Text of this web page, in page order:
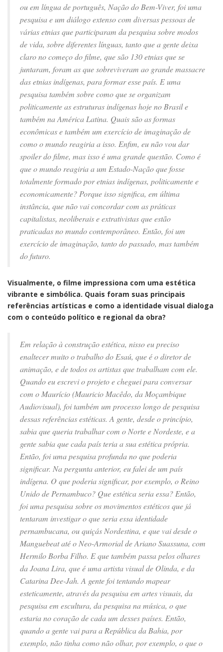
ou em língua de português, Nação do Bem-Viver, foi uma
pesquisa e um diálogo extenso com diversas pessoas de
várias etnias que participaram da pesquisa sobre modos
de vida, sobre diferentes línguas, tanto que a gente deixa
claro no começo do filme, que são 130 etnias que se
juntaram, foram as que sobreviveram ao grande massacre
das etnias indígenas, para formar esse país. E uma
pesquisa também sobre como que se organizam
politicamente as estruturas indígenas hoje no Brasil e
também na América Latina. Quais são as formas
econômicas e também um exercício de imaginação de
como o mundo reagiria a isso. Enfim, eu não vou dar
spoiler do filme, mas isso é uma grande questão. Como é
que o mundo reagiria a um Estado-Nação que fosse
totalmente formado por etnias indígenas, politicamente e
economicamente? Porque isso significa, em última
instância, que não vai concordar com as práticas
capitalistas, neoliberais e extrativistas que estão
praticadas no mundo contemporâneo. Então, foi um
exercício de imaginação, tanto do passado, mas também
do futuro.
Visualmente, o filme impressiona com uma estética
vibrante e simbólica. Quais foram suas principais
referências artísticas e como a identidade visual dialoga
com o conteúdo político e regional da obra?
Em relação à construção estética, nisso eu preciso
enaltecer muito o trabalho do Esaú, que é o diretor de
animação, e de todos os artistas que trabalham com ele.
Quando eu escrevi o projeto e cheguei para conversar
com o Maurício (Mauricio Macêdo, da Moçambique
Audiovisual), foi também um processo longo de pesquisa
dessas referências estéticas. A gente, desde o princípio,
sabia que queria trabalhar com o Norte e Nordeste, e a
gente sabia que cada país teria a sua estética própria.
Então, foi uma pesquisa profunda no que poderia
significar. Na pergunta anterior, eu falei de um país
indígena. O que poderia significar, por exemplo, o Reino
Unido de Pernambuco? Que estética seria essa? Então,
foi uma pesquisa sobre os movimentos estéticos que já
tentaram investigar o que seria essa identidade
pernambucana, ou quiçás Nordestina, e que vai desde o
Manguebeat até o Neo-Armorial de Ariano Suassuna, com
Hermilo Borba Filho. E que também passa pelos olhares
da Joana Lira, que é uma artista visual de Olinda, e da
Catarina Dee-Jah. A gente foi tentando mapear
esteticamente, através da pesquisa em artes visuais, da
pesquisa em escultura, da pesquisa na música, o que
estaria no coração de cada um desses países. Então,
quando a gente vai para a República da Bahia, por
exemplo, não tinha como não olhar, por exemplo, o que o